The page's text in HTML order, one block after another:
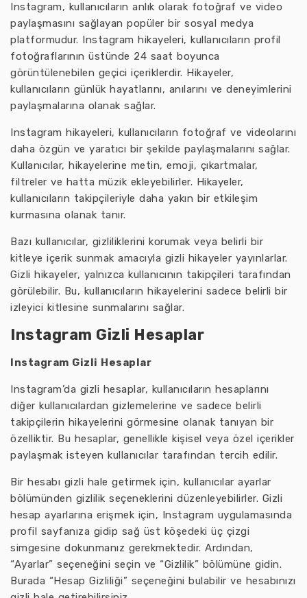
Instagram, kullanıcıların anlık olarak fotoğraf ve video
paylaşmasını sağlayan popüler bir sosyal medya
platformudur. Instagram hikayeleri, kullanıcıların profil
fotoğraflarının üstünde 24 saat boyunca
görüntülenebilen geçici içeriklerdir. Hikayeler,
kullanıcıların günlük hayatlarını, anılarını ve deneyimlerini
paylaşmalarına olanak sağlar.
Instagram hikayeleri, kullanıcıların fotoğraf ve videolarını
daha özgün ve yaratıcı bir şekilde paylaşmalarını sağlar.
Kullanıcılar, hikayelerine metin, emoji, çıkartmalar,
filtreler ve hatta müzik ekleyebilirler. Hikayeler,
kullanıcıların takipçileriyle daha yakın bir etkileşim
kurmasına olanak tanır.
Bazı kullanıcılar, gizliliklerini korumak veya belirli bir
kitleye içerik sunmak amacıyla gizli hikayeler yayınlarlar.
Gizli hikayeler, yalnızca kullanıcının takipçileri tarafından
görülebilir. Bu, kullanıcıların hikayelerini sadece belirli bir
izleyici kitlesine sunmalarını sağlar.
Instagram Gizli Hesaplar
Instagram Gizli Hesaplar
Instagram’da gizli hesaplar, kullanıcıların hesaplarını
diğer kullanıcılardan gizlemelerine ve sadece belirli
takipçilerin hikayelerini görmesine olanak tanıyan bir
özelliktir. Bu hesaplar, genellikle kişisel veya özel içerikler
paylaşmak isteyen kullanıcılar tarafından tercih edilir.
Bir hesabı gizli hale getirmek için, kullanıcılar ayarlar
bölümünden gizlilik seçeneklerini düzenleyebilirler. Gizli
hesap ayarlarına erişmek için, Instagram uygulamasında
profil sayfanıza gidip sağ üst köşedeki üç çizgi
simgesine dokunmanız gerekmektedir. Ardından,
“Ayarlar” seçeneğini seçin ve “Gizlilik” bölümüne gidin.
Burada “Hesap Gizliliği” seçeneğini bulabilir ve hesabınızı